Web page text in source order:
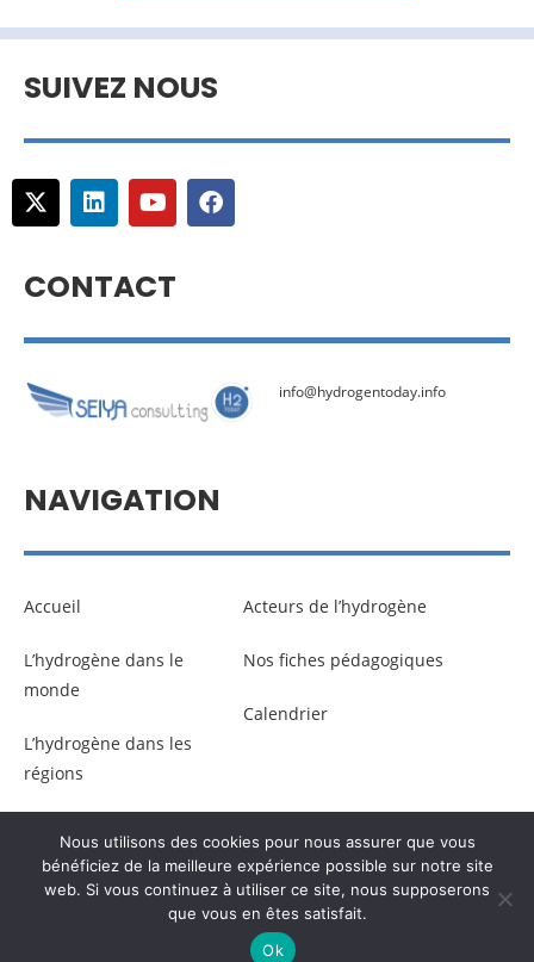
SUIVEZ NOUS
CONTACT
info@hydrogentoday.info
NAVIGATION
Accueil
L’hydrogène dans le
monde
L’hydrogène dans les
régions
Acteurs de l’hydrogène
Nos fiches pédagogiques
Calendrier
© Copyright –Communicaweb 2026
Gestion des données personnelles
Nous utilisons des cookies pour nous assurer que vous
bénéficiez de la meilleure expérience possible sur notre site
web. Si vous continuez à utiliser ce site, nous supposerons
que vous en êtes satisfait.
Ok